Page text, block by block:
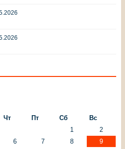
Чт Пт Сб
Вс
1
2
6 7 8
9